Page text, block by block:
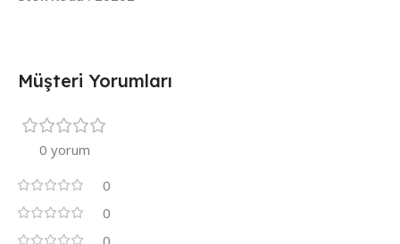
Müşteri Yorumları
0 yorum
0
0